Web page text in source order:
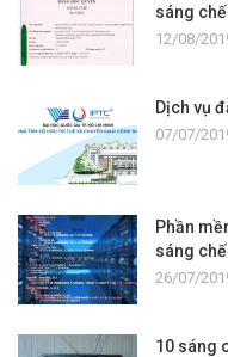
sáng
12/08/
Dịch vụ
07/07/
Phần
sáng
26/07/
10 sáng